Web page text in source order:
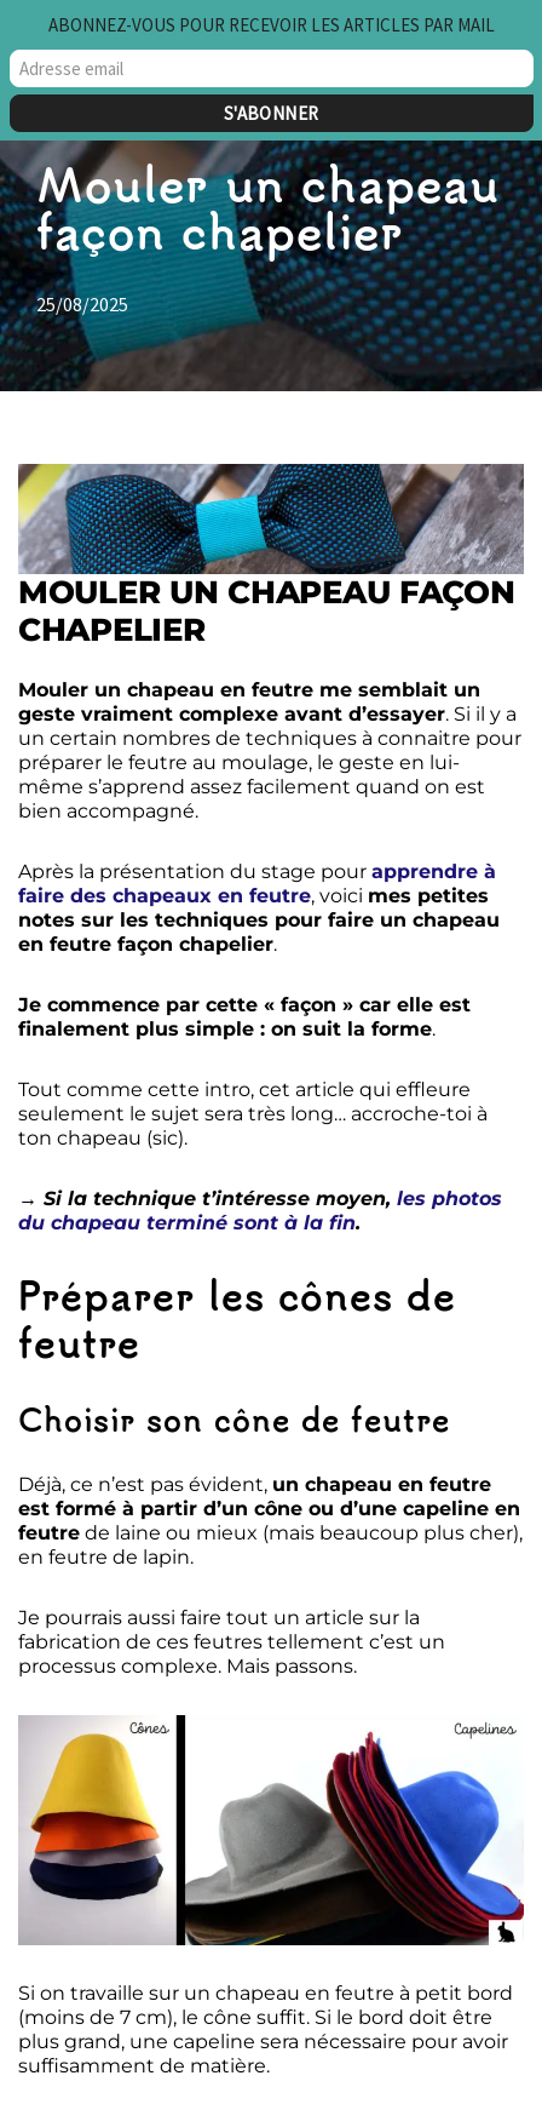
Aller
au
Mouler un chapeau
façon chapelier
25/08/2025
MOULER UN CHAPEAU FAÇON
CHAPELIER
Mouler un chapeau en feutre me semblait un
geste vraiment complexe avant d’essayer. Si il y a
un certain nombres de techniques à connaitre pour
préparer le feutre au moulage, le geste en lui-
même s’apprend assez facilement quand on est
bien accompagné.
Après la présentation du stage pour apprendre à
faire des chapeaux en feutre, voici mes petites
notes sur les techniques pour faire un chapeau
en feutre façon chapelier.
Je commence par cette « façon » car elle est
finalement plus simple : on suit la forme.
Tout comme cette intro, cet article qui effleure
seulement le sujet sera très long… accroche-toi à
ton chapeau (sic).
→ Si la technique t’intéresse moyen, les photos
du chapeau terminé sont à la fin.
Préparer les cônes de
feutre
Choisir son cône de feutre
Déjà, ce n’est pas évident, un chapeau en feutre
est formé à partir d’un cône ou d’une capeline en
feutre de laine ou mieux (mais beaucoup plus cher),
en feutre de lapin.
Je pourrais aussi faire tout un article sur la
fabrication de ces feutres tellement c’est un
processus complexe. Mais passons.
Si on travaille sur un chapeau en feutre à petit bord
(moins de 7 cm), le cône suffit. Si le bord doit être
plus grand, une capeline sera nécessaire pour avoir
suffisamment de matière.
ABONNEZ-VOUS POUR RECEVOIR LES ARTICLES PAR MAIL